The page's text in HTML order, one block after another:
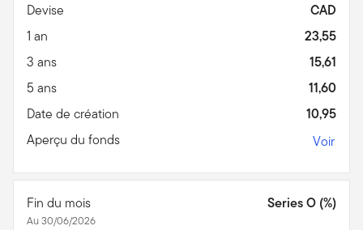
Devise
CAD
1 an
23,55
3 ans
15,61
5 ans
11,60
Date de création
10,95
Aperçu du fonds
Voir
Fin du mois
Au 30/06/2026
Series O (%)